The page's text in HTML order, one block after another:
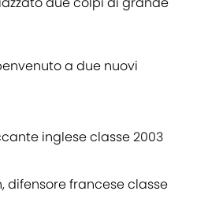
a due nuovi
inglese classe 2003
difensore francese classe